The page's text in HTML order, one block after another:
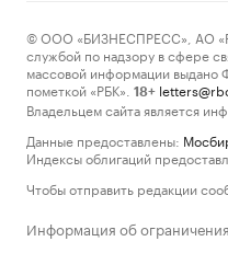
© ООО «БИЗНЕСПРЕСС», АО
службой по надзору в сфере
массовой информации выдано
пометкой «РБК».
18+
Владельцем сайта является
Данные предоставлены:
Индексы облигаций
Чтобы отправить редакции
Информация об